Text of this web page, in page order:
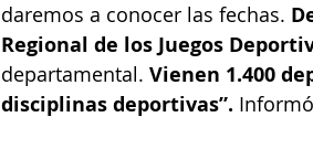
daremos a conocer las fechas.
Regional de los Juegos
departamental. Vienen 1.400
disciplinas deportivas”.